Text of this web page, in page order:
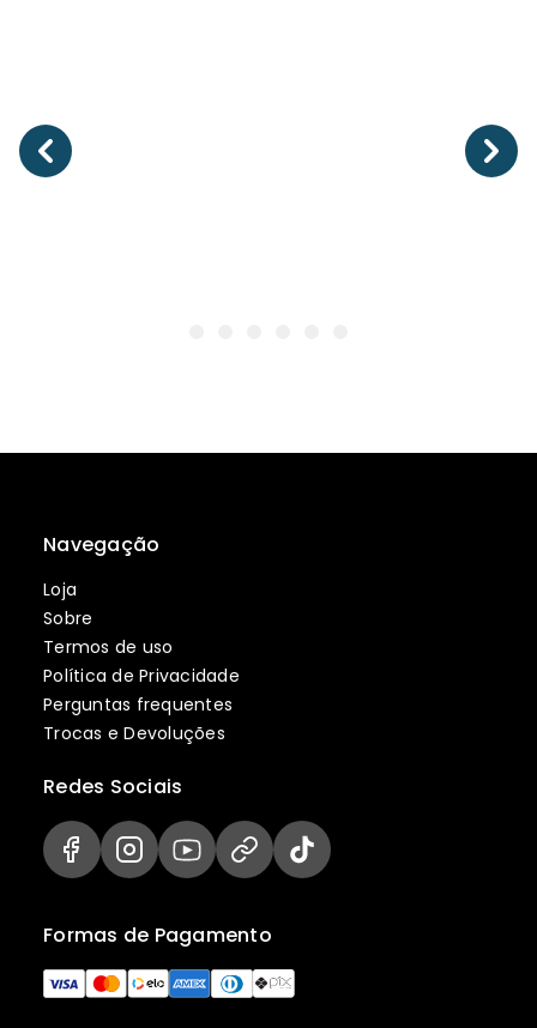
Navegação
Loja
Sobre
Termos de uso
Política de Privacidade
Perguntas frequentes
Trocas e Devoluções
Formas de Pagamento
Redes Sociais